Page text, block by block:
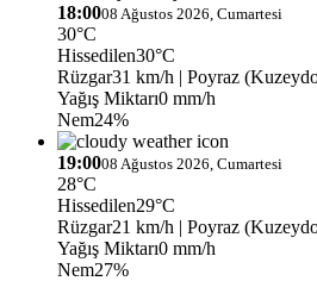
18:0008 Ağustos 2026, Cumartesi
30°C
Hissedilen30°C
Rüzgar31 km/h | Poyraz
Yağış Miktarı0 mm/h
Nem24%
19:0008 Ağustos 2026, Cumartesi
28°C
Hissedilen29°C
Rüzgar21 km/h | Poyraz
Yağış Miktarı0 mm/h
Nem27%